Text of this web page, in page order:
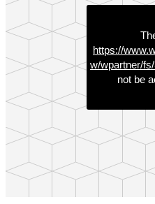
https://
w/wpartner/
not be